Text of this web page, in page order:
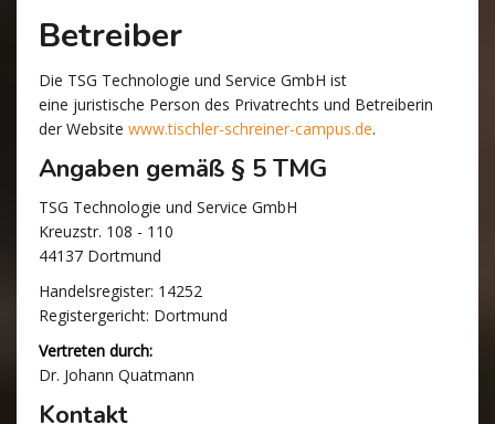
Betreiber
Die TSG Technologie und Service GmbH ist
eine juristische Person des Privatrechts und Betreiberin
der Website www.tischler-schreiner-campus.de.
Angaben gemäß § 5 TMG
TSG Technologie und Service GmbH
Kreuzstr. 108 - 110
44137 Dortmund
Handelsregister: 14252
Registergericht: Dortmund
Vertreten durch:
Dr. Johann Quatmann
Kontakt